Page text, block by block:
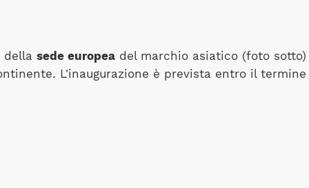
della sede europea del marchio asiatico (foto
L'inaugurazione è prevista entro il